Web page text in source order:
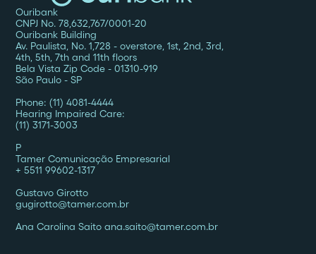
Ouribank
CNPJ No. 78,632,767/0001-20
Ouribank Building
Av. Paulista, No. 1,728 - overstore, 1st, 2nd, 3rd,
4th, 5th, 7th and 11th floors
Bela Vista Zip Code - 01310-919
São Paulo - SP
Phone: (11) 4081-4444
Hearing Impaired Care:
(11) 3171-3003
P
Tamer Comunicação Empresarial
+ 5511 99602-1317
Gustavo Girotto
gugirotto@tamer.com.br
Ana Carolina Saito ana.saito@tamer.com.br